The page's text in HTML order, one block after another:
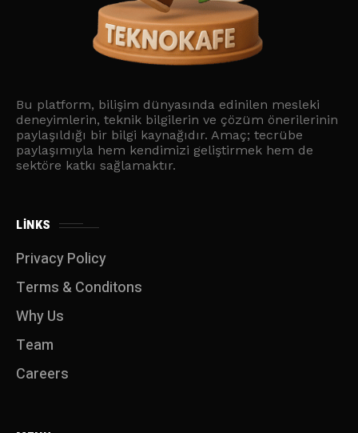
Bu platform, bilişim dünyasında edinilen mesleki
deneyimlerin, teknik bilgilerin ve çözüm önerilerinin
paylaşıldığı bir bilgi kaynağıdır. Amaç; tecrübe
paylaşımıyla hem kendimizi geliştirmek hem de
sektöre katkı sağlamaktır.
LINKS
Privacy Policy
Terms & Conditons
Why Us
Team
Careers